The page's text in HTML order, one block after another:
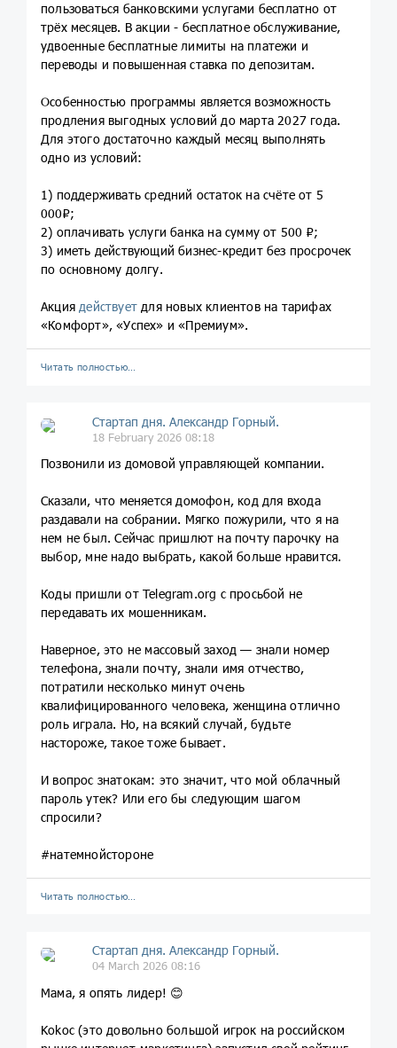
пользоваться банковскими услугами бесплатно от
трёх месяцев. В акции - бесплатное обслуживание,
удвоенные бесплатные лимиты на платежи и
переводы и повышенная ставка по депозитам.
Особенностью программы является возможность
продления выгодных условий до марта 2027 года.
Для этого достаточно каждый месяц выполнять
одно из условий:
1) поддерживать средний остаток на счёте от 5
000₽;
2) оплачивать услуги банка на сумму от 500 ₽;
3) иметь действующий бизнес-кредит без просрочек
по основному долгу.
Акциядействует для новых клиентов на тарифах
«Комфорт», «Успех» и «Премиум».
Читать полностью…
Стартап дня. Александр Горный.
18 February 2026 08:18
Позвонили из домовой управляющей компании.
Сказали, что меняется домофон, код для входа
раздавали на собрании. Мягко пожурили, что я на
нем не был. Сейчас пришлют на почту парочку на
выбор, мне надо выбрать, какой больше нравится.
Коды пришли от Telegram.org с просьбой не
передавать их мошенникам.
Наверное, это не массовый заход — знали номер
телефона, знали почту, знали имя отчество,
потратили несколько минут очень
квалифицированного человека, женщина отлично
роль играла. Но, на всякий случай, будьте
настороже, такое тоже бывает.
И вопрос знатокам: это значит, что мой облачный
пароль утек? Или его бы следующим шагом
спросили?
#натемнойстороне
Читать полностью…
Стартап дня. Александр Горный.
04 March 2026 08:16
Мама, я опять лидер! 😊
Kokoc (это довольно большой игрок на российском